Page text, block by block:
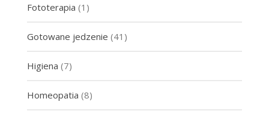
Fototerapia (1)
Gotowane jedzenie (41)
Higiena (7)
Homeopatia (8)